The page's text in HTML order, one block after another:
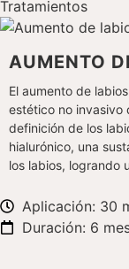
Tratamientos
AUMENTO
El aumento de
estético no invasivo
definición de los
hialurónico, una
los labios, logrando
Aplicación: 30
Duración: 6